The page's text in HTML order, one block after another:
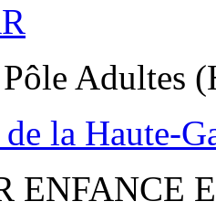
Adultes
la Haute-
ENFANCE